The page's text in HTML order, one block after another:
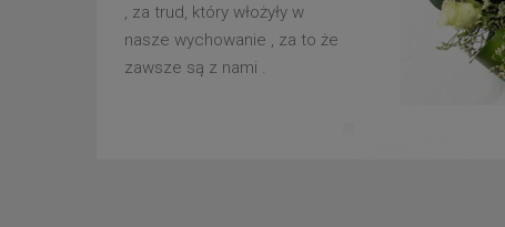
, za trud, który włożyły w
nasze wychowanie , za to że
zawsze są z nami .